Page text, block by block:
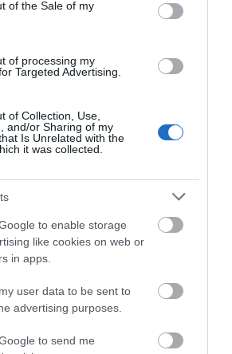
of the Sale of my
of processing my
Targeted Advertising.
of Collection, Use,
and/or Sharing of my
Is Unrelated with the
it was collected.
to enable storage
like cookies on web or
in apps.
user data to be sent to
advertising purposes.
to send me
για την
ΕΠΙΤΗΔΕΥΜΑΤΟΣ
ΡΟΗ ΕΙΔΗΣΕΩΝ
Μαντουδίου
διασώστες
στον τομέα
μόνο στους
στον
μπαλκόνι» –